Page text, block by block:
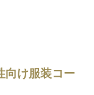
向け服装コー